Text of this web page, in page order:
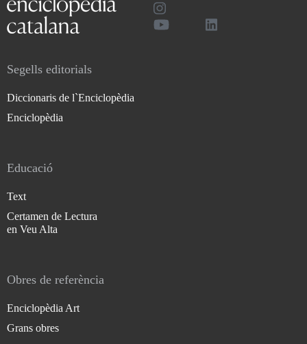
Segells editorials
Diccionaris de l`Enciclopèdia
Enciclopèdia
Educació
Text
Certamen de Lectura
en Veu Alta
Obres de referència
Enciclopèdia Art
Grans obres